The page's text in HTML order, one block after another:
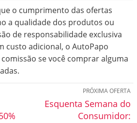
o cumprimento das ofertas
a qualidade dos produtos ou
de responsabilidade exclusiva
custo adicional, o AutoPapo
se você comprar alguma
PRÓXIMA OFERTA
Esquenta Semana do
Consumidor: